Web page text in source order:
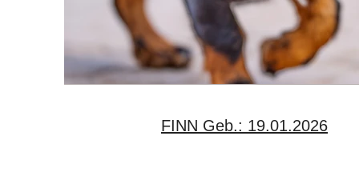
FINN Geb.: 19.01.2026